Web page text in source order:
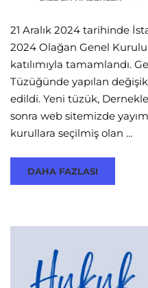
21 Aralık 2024 tarihinde
2024 Olağan Genel
katılımıyla tamamlandı.
Tüzüğünde yapılan
edildi. Yeni tüzük,
sonra web sitemizde
kurullara seçilmiş olan …
DAHA FAZLASI